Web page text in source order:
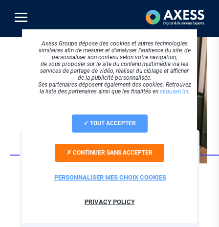
contenu
principal
STRATEGIE DIGITALE
Agence web
analytics & data au
service de votre
Axess Groupe dépose des cookies et autres technologies
similaires afin de mesurer et d’analyser l’audience du site, de
personnaliser son contenu selon votre navigation,
de vous proposer sur le site du contenu multimédia via les
services de partage de vidéo, réaliser du ciblage et afficher
de la publicité personnalisée.
Ses partenaires déposent également des cookies. Retrouvez
la liste des partenaires ainsi que les finalités en cliquant ici.
TOUT ACCEPTER
CONTINUER SANS ACCEPTER
PERSONNALISER MES CHOIX COOKIES
PRIVACY POLICY